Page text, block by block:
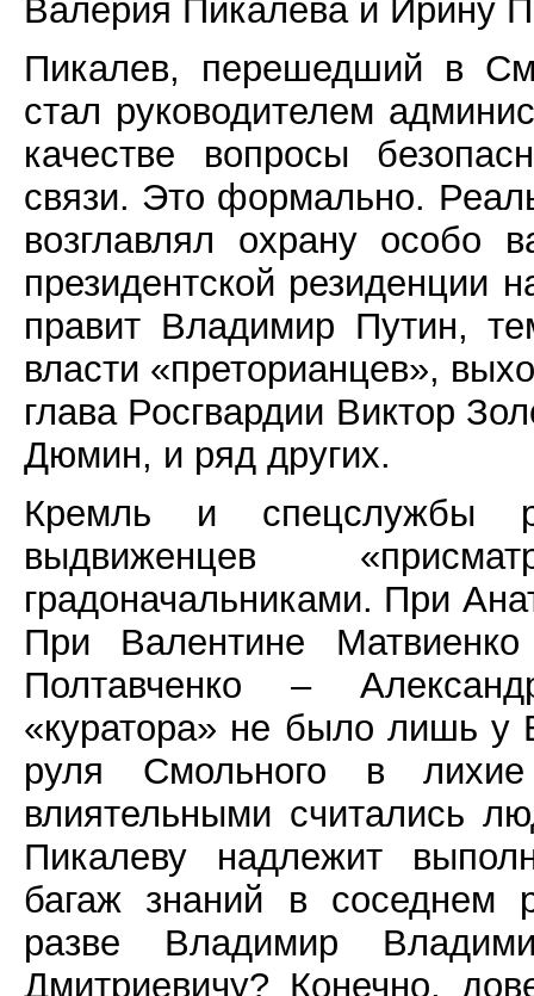
Валерия Пикалева и Ирину
Пикалев, перешедший в
стал руководителем
качестве вопросы
связи. Это формально.
возглавлял охрану особо
президентской резиденции
правит Владимир Путин,
власти «преторианцев»,
глава Росгвардии Виктор
Дюмин, и ряд других.
Кремль и спецслужбы
выдвиженцев
градоначальниками. При
При Валентине
Полтавченко –
«куратора» не было лишь у
руля Смольного в
влиятельными считались
Пикалеву надлежит
багаж знаний в соседнем
разве Владимир
Дмитриевичу? Конечно,